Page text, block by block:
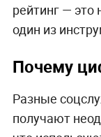
рейтинг — это
один из
Почему
Разные
получают